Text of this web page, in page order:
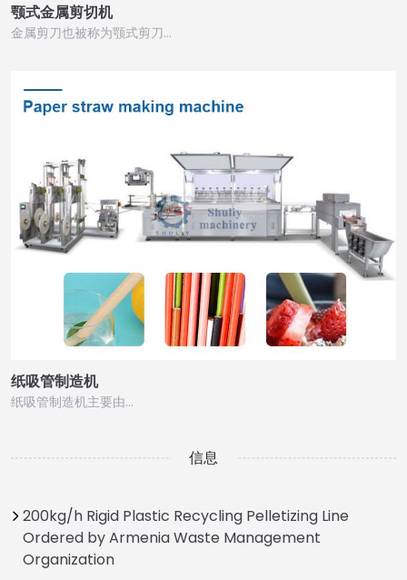
颚式金属剪切机
金属剪刀也被称为颚式剪刀…
纸吸管制造机
纸吸管制造机主要由…
信息
200kg/h Rigid Plastic Recycling Pelletizing Line
Ordered by Armenia Waste Management
Organization